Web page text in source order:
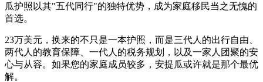
瓜护照以其"五代同行"的独特优势，成为家庭移民当之无愧的
首选。
23万美元，换来的不只是一本护照，而是三代人的出行自由、
两代人的教育保障、一代人的税务规划，以及一家人团聚的安
心与从容。如果您的家庭成员较多，安提瓜或许就是那个最优
解。